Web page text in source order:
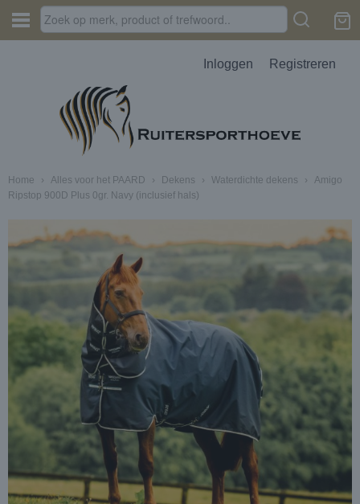
Inloggen Registreren
Home › Alles voor het PAARD › Dekens › Waterdichte dekens ›
Amigo
Ripstop 900D Plus 0gr. Navy (inclusief hals)